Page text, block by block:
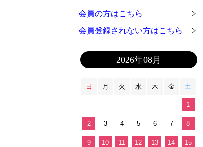
会員の方はこちら
会員登録されない方はこちら
2026年08月
日 月 火 水 木 金 土
1
2 3 4 5 6 7 8
9 10 11 12 13 14 15